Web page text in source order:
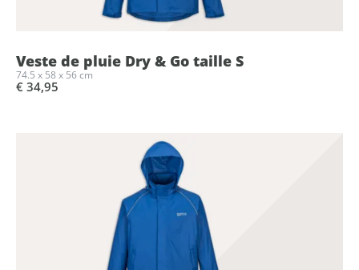
Veste de pluie Dry & Go taille S
74.5 x 58 x 56 cm
€ 34,95